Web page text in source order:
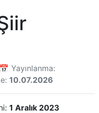
Yayınlanma:
10.07.2026
1 Aralık 2023